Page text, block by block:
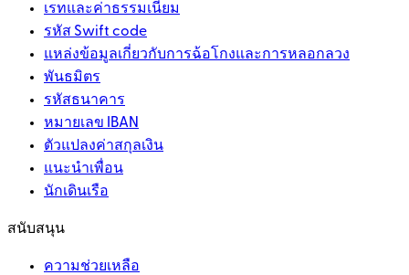
เรทและค่าธรรมเนียม
รหัส Swift code
แหล่งข้อมูลเกี่ยวกับการฉ้อโกงและการหลอกลวง
พันธมิตร
รหัสธนาคาร
หมายเลข IBAN
ตัวแปลงค่าสกุลเงิน
แนะนำเพื่อน
นักเดินเรือ
สนับสนุน
ความช่วยเหลือ